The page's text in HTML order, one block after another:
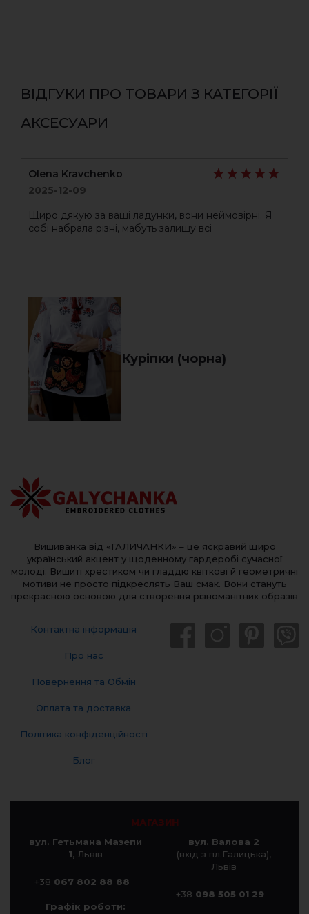
ВІДГУКИ ПРО ТОВАРИ З КАТЕГОРІЇ
АКСЕСУАРИ
Olena Kravchenko
2025-12-09
★★★★★
★★★★★
Щиро дякую за ваші ладунки, вони неймовірні. Я
собі набрала різні, мабуть залишу всі
Куріпки (чорна)
Вишиванка від «ГАЛИЧАНКИ» – це яскравий щиро
український акцент у щоденному гардеробі сучасної
молоді. Вишиті хрестиком чи гладдю квіткові й геометричні
мотиви не просто підкреслять Ваш смак. Вони стануть
прекрасною основою для створення різноманітних образів
Контактна інформація
Про нас
Повернення та Обмін
Оплата та доставка
Політика конфіденційності
Блог
МАГАЗИН
вул. Гетьмана Мазепи
1, Львів
+38 067 802 88 88
Графік роботи:
вул. Валова 2
(вхід з пл.Галицька),
Львів
+38 098 505 01 29